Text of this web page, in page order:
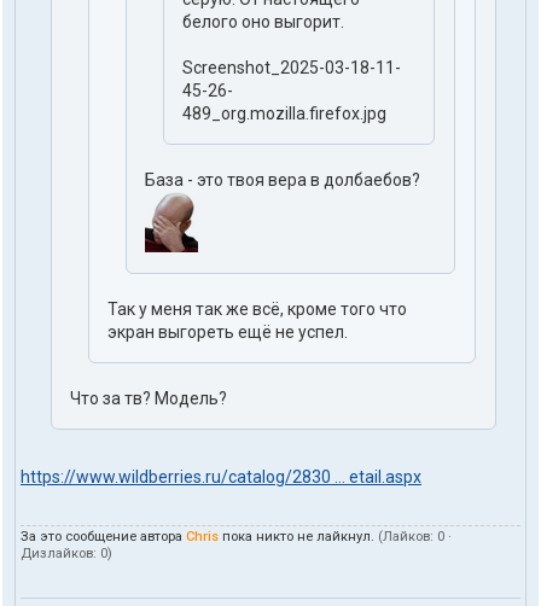
белого оно выгорит.
Screenshot_2025-03-18-11-
45-26-
489_org.mozilla.firefox.jpg
База - это твоя вера в долбаебов?
Так у меня так же всё, кроме того что
экран выгореть ещё не успел.
Что за тв? Модель?
https://www.wildberries.ru/catalog/2830 ... etail.aspx
За это сообщение автора Chris пока никто не лайкнул. (Лайков: 0 ·
Дизлайков: 0)